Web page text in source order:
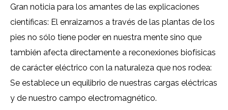
Gran noticia para los amantes de las explicaciones
científicas: El enraizarnos a través de las plantas de los
pies no sólo tiene poder en nuestra mente sino que
también afecta directamente a reconexiones biofísicas
de carácter eléctrico con la naturaleza que nos rodea:
Se establece un equilibrio de nuestras cargas eléctricas
y de nuestro campo electromagnético.